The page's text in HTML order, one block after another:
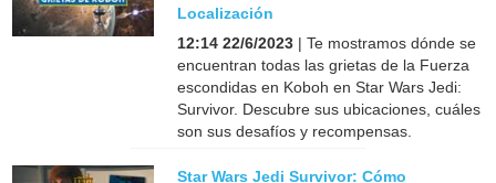
Localización
12:14 22/6/2023 | Te mostramos dónde se
encuentran todas las grietas de la Fuerza
escondidas en Koboh en Star Wars Jedi:
Survivor. Descubre sus ubicaciones, cuáles
son sus desafíos y recompensas.
Star Wars Jedi Survivor: Cómo